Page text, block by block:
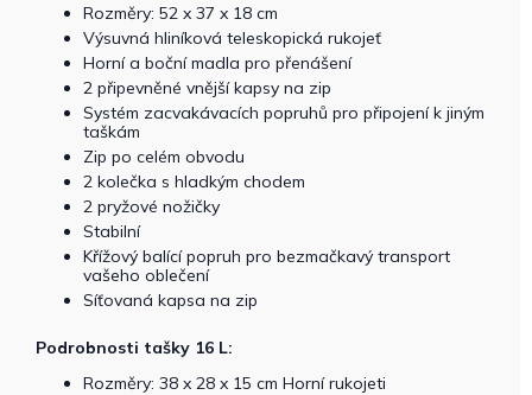
Rozměry: 52 x 37 x 18 cm
Výsuvná hliníková teleskopická rukojeť
Horní a boční madla pro přenášení
2 připevněné vnější kapsy na zip
Systém zacvakávacích popruhů pro připojení k jiným
taškám
Zip po celém obvodu
2 kolečka s hladkým chodem
2 pryžové nožičky
Stabilní
Křížový balící popruh pro bezmačkavý transport
vašeho oblečení
Síťovaná kapsa na zip
Podrobnosti tašky 16 L:
Rozměry: 38 x 28 x 15 cm Horní rukojeti